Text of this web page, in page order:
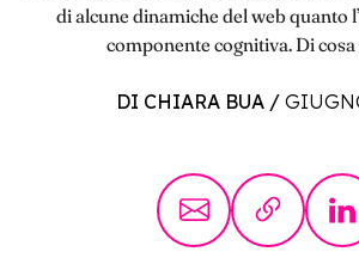
di alcune dinamiche del web quanto
componente cognitiva. Di
DI CHIARA BUA/